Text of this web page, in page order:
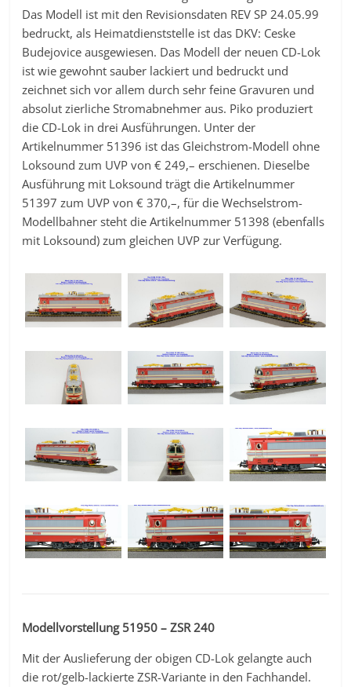
Das Modell ist mit den Revisionsdaten REV SP 24.05.99
bedruckt, als Heimatdienststelle ist das DKV: Ceske
Budejovice ausgewiesen. Das Modell der neuen CD-Lok
ist wie gewohnt sauber lackiert und bedruckt und
zeichnet sich vor allem durch sehr feine Gravuren und
absolut zierliche Stromabnehmer aus. Piko produziert
die CD-Lok in drei Ausführungen. Unter der
Artikelnummer 51396 ist das Gleichstrom-Modell ohne
Loksound zum UVP von € 249,– erschienen. Dieselbe
Ausführung mit Loksound trägt die Artikelnummer
51397 zum UVP von € 370,–, für die Wechselstrom-
Modellbahner steht die Artikelnummer 51398 (ebenfalls
mit Loksound) zum gleichen UVP zur Verfügung.
Modellvorstellung 51950 – ZSR 240
Mit der Auslieferung der obigen CD-Lok gelangte auch
die rot/gelb-lackierte ZSR-Variante in den Fachhandel.